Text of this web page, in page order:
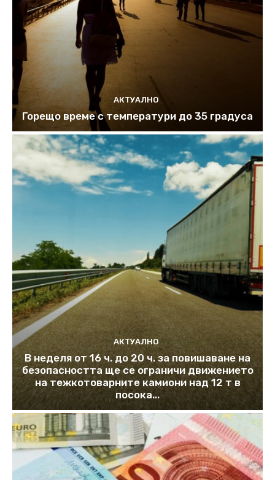
АКТУАЛНО
Горещо време с температури до 35 градуса
АКТУАЛНО
В неделя от 16 ч. до 20 ч. за повишаване на
безопасността ще се ограничи движението
на тежкотоварните камиони над 12 т в
посока...